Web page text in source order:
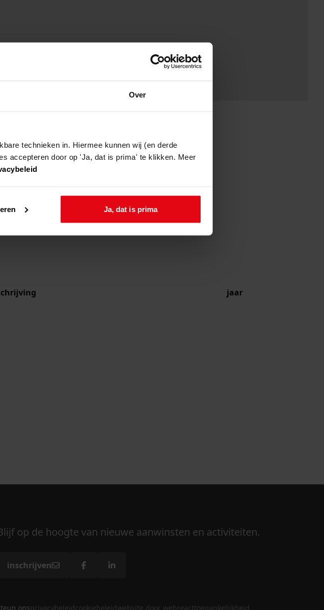
Over
technieken in. Hiermee kunnen wij (en derde
accepteren door op 'Ja, dat is prima' te klikken. Meer
Ja, dat is prima
jaar
op de hoogte van nieuwe aanwinsten en activiteiten.
inschrijven
onsprivacybeleidcookiebeleidwebsite door webreacttoegankelijkheid